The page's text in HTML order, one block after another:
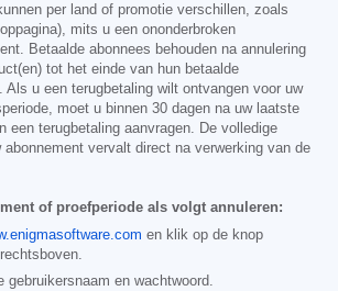
per land of promotie verschillen, zoals
mits u een ononderbroken
Betaalde abonnees behouden na annulering
tot het einde van hun betaalde
Als u een terugbetaling wilt ontvangen voor uw
moet u binnen 30 dagen na uw laatste
een terugbetaling aanvragen. De volledige
vervalt direct na verwerking van de
of proefperiode als volgt annuleren:
en klik op de knop
rechtsboven.
gebruikersnaam en wachtwoord.